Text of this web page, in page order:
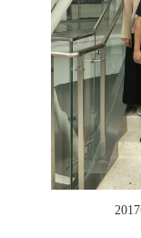
2017